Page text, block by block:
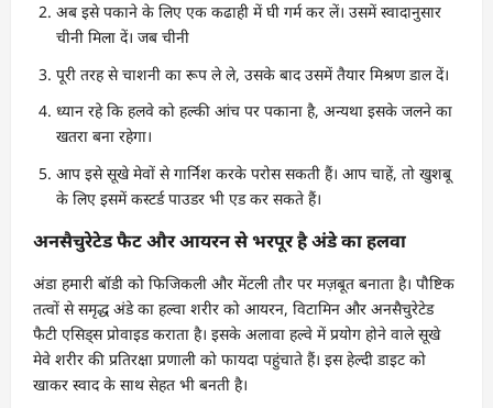
अब इसे पकाने के लिए एक कढाही में घी गर्म कर लें। उसमें स्वादानुसार
चीनी मिला दें। जब चीनी
पूरी तरह से चाशनी का रूप ले ले, उसके बाद उसमें तैयार मिश्रण डाल दें।
ध्यान रहे कि हलवे को हल्की आंच पर पकाना है, अन्यथा इसके जलने का
खतरा बना रहेगा।
आप इसे सूखे मेवों से गार्निश करके परोस सकती हैं। आप चाहें, तो खुशबू
के लिए इसमें कस्टर्ड पाउडर भी एड कर सकते हैं।
अनसैचुरेटेड फैट और आयरन से भरपूर है अंडे का हलवा
अंडा हमारी बॉडी को फिजिकली और मेंटली तौर पर मज़बूत बनाता है। पौष्टिक
तत्वों से समृद्ध अंडे का हल्वा शरीर को आयरन, विटामिन और अनसैचुरेटेड
फैटी एसिड्स प्रोवाइड कराता है। इसके अलावा हल्वे में प्रयोग होने वाले सूखे
मेवे शरीर की प्रतिरक्षा प्रणाली को फायदा पहुंचाते हैं। इस हेल्दी डाइट को
खाकर स्वाद के साथ सेहत भी बनती है।